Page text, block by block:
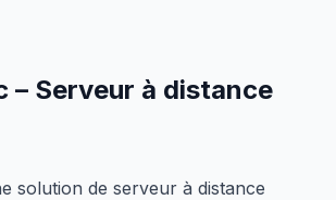
– Serveur à distance
solution de serveur à distance